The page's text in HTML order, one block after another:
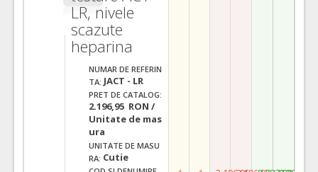
LR, nivele
scazute
heparina
NUMAR DE REFERIN
TA: JACT - LR
PRET DE CATALOG:
2.196,95 RON /
Unitate de mas
ura
UNITATE DE MASU
RA: Cutie